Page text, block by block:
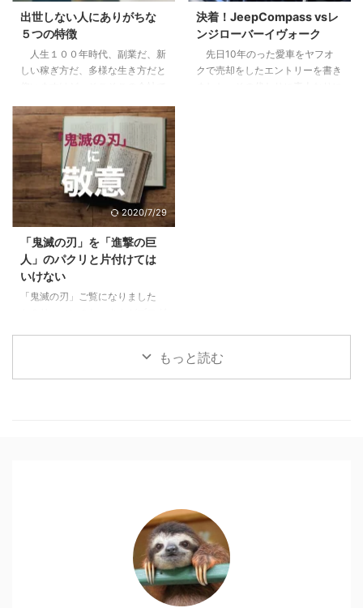
れだけは知っておこう】2 pM型
のあなたは、自己マン注意報3
Pm型のあなたは、無理にPM目指
さなくていいかも4 pm型のあな
た、大丈夫。これから楽しめる5
ーとしての次の次元へ6 ご自分の
PM型を診断して ...
くないが、減らすことができにく
い4 やってよかったと思う２つの
こと4.1 税制や資産運用の勉強に
なる。自分で持つのは全然違う。
出世しない人にありがちな
５つの特徴
人生１００年時代、副業だ、新
しい稼ぎ方だ、多様な生き方だと
少は出世をしていきたいじゃない
かと思っている方に、少しでも参
考になればと思います。 目次1
下記に当てはまる場合は出世から
遠ざかっている1.1 他の社員より
研修を受けていない＝あなたの期
待値が下がっている1.2 仕事の内
ずっとそれをやっていてくれ1.3
気にかけてくれる上役、上司がい
ない＝上がるエンジンがない2 そ
んな自分がこんな傾向に陥ってい
決着！JeepCompass vsレ
ンジローバーイヴォーク
先日10年のった愛車をヤフオ
クで売却をしたエントリーを書き
2020/7/29
「鬼滅の刃」を「進撃の巨
人」のパクリと片付けては
いけない
「鬼滅の刃」ご覧になりました
はそんなことない、作者にとても
敬意を表したく。稚拙ながら僕な
鬼である人間を切りながらも尊重
し、その先をあり方を強烈に訴え
もっと読む